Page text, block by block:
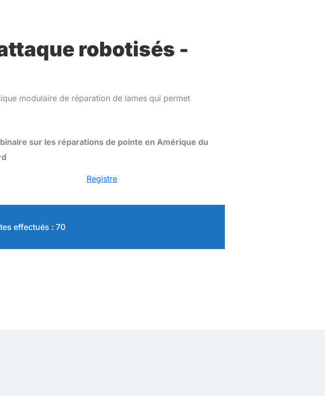
robotisés -
modulaire de réparation de lames qui permet
sur les réparations de pointe en Amérique du
Registre
effectués : 70